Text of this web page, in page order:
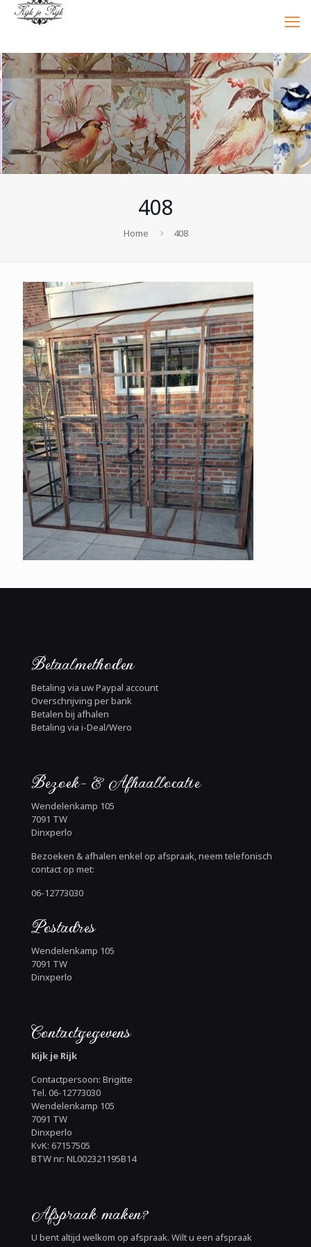
408
Home 408
Betaalmethoden
Betaling via uw Paypal account
Overschrijving per bank
Betalen bij afhalen
Betaling via i-Deal/Wero
Bezoek- & Afhaallocatie
Wendelenkamp 105
7091 TW
Dinxperlo
Bezoeken & afhalen enkel op afspraak, neem telefonisch
contact op met:
06-12773030
Postadres
Wendelenkamp 105
7091 TW
Dinxperlo
Contactgegevens
Kijk je Rijk
Contactpersoon: Brigitte
Tel. 06-12773030
Wendelenkamp 105
7091 TW
Dinxperlo
KvK: 67157505
BTW nr: NL002321195B14
Afspraak maken?
U bent altijd welkom op afspraak. Wilt u een afspraak